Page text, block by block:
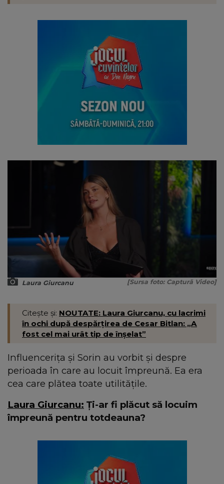
Laura Giurcanu [Sursa foto: Captură Video]
Citește și: NOUTATE: Laura Giurcanu, cu lacrimi
în ochi după despărțirea de Cesar Bitlan: „A
fost cel mai urât tip de înșelat”
Influencerița și Sorin au vorbit și despre
perioada în care au locuit împreună. Ea era
cea care plătea toate utilitățile.
Laura Giurcanu: Ți-ar fi plăcut să locuim
împreună pentru totdeauna?